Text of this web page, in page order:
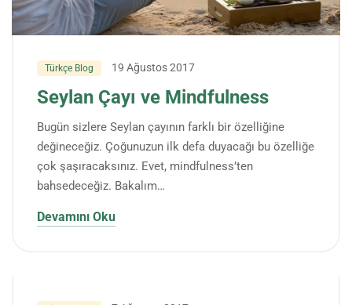
Türkçe Blog 19 Ağustos 2017
Seylan Çayı ve Mindfulness
Bugün sizlere Seylan çayının farklı bir özelliğine
değineceğiz. Çoğunuzun ilk defa duyacağı bu özelliğe
çok şaşıracaksınız. Evet, mindfulness’ten
bahsedeceğiz. Bakalım…
Devamını Oku